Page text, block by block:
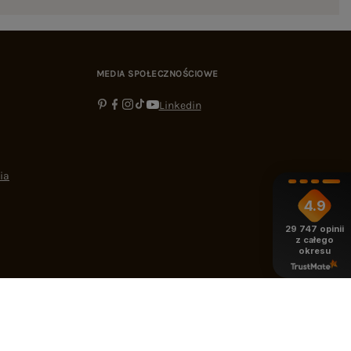
MEDIA SPOŁECZNOŚCIOWE
Linkedin
4.9
29 747 opinii
z całego
okresu